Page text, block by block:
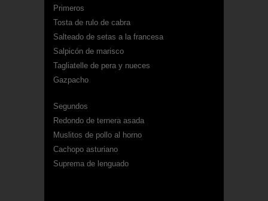
Primeros
Tosta de rulo de cabra
Salteado de setas a la francesa
Salpicón de marisco
Tagliatelle de pera y nueces
Gazpacho
Segundos
Redondo de ternera asada
Muslitos de pollo al horno
Cachopo asturiano
Suprema de lenguado